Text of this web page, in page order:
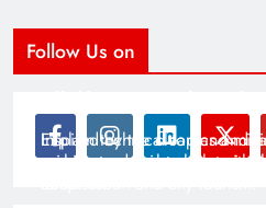
Follow Us on
Inspired by the clean and
architecture, this template is
Explain technical topics and
science and technology with